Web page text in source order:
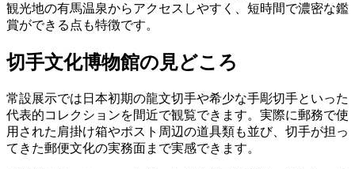
観光地の有馬温泉からアクセスしやすく、短時間で濃密な鑑
賞ができる点も特徴です。
切手文化博物館の見どころ
常設展示では日本初期の龍文切手や希少な手彫切手といった
代表的コレクションを間近で観覧できます。実際に郵務で使
用された肩掛け箱やポスト周辺の道具類も並び、切手が担っ
てきた郵便文化の実務面まで実感できます。